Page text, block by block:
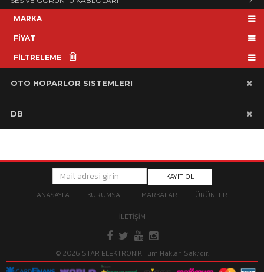
MARKA
FİYAT
FİLTRELEME
OTO HOPARLOR SISTEMLERI
DB
KAYIT OL
ANASAYFA
KURUMSAL MARKALAR ÜRÜNLER
İLETİŞİM
© 2026 STAR ELEKTRONİK Tüm Hakları Saklıdır.